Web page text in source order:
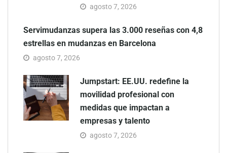
agosto 7, 2026
Servimudanzas supera las 3.000 reseñas con 4,8
estrellas en mudanzas en Barcelona
agosto 7, 2026
Jumpstart: EE.UU. redefine la
movilidad profesional con
medidas que impactan a
empresas y talento
agosto 7, 2026